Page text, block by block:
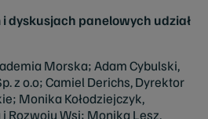
dyskusjach panelowych udział
Morska; Adam Cybulski,
z o.o; Camiel Derichs, Dyrektor
Monika Kołodziejczyk,
Rozwoju Wsi; Monika Lesz,